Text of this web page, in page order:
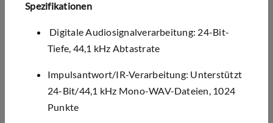
Spezifikationen
Digitale Audiosignalverarbeitung: 24-Bit-
Tiefe, 44,1 kHz Abtastrate
Impulsantwort/IR-Verarbeitung: Unterstützt
24-Bit/44,1 kHz Mono-WAV-Dateien, 1024
Punkte